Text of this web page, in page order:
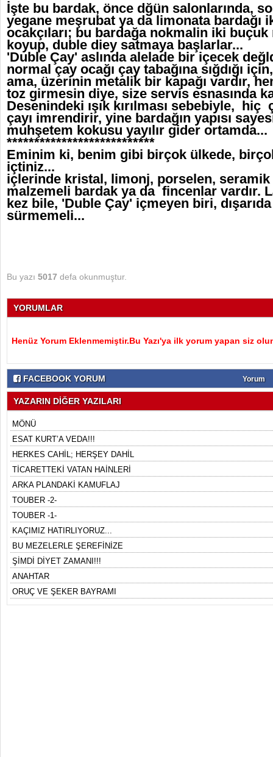
İşte bu bardak, önce dğün salonlarında,
yegane meşrubat ya da limonata bardağı
ocakçıları; bu bardağa nokmalin iki buçuk
koyup, duble diey satmaya başlarlar...
'Duble Çay' aslında alelade bir içecek
normal çay ocağı çay tabağına sığdığı
ama, üzerinin metalik bir kapağı vardır,
toz girmesin diye, size servis esnasında
Desenindeki ışık kırılması sebebiyle,
çayı imrendirir, yine bardağın yapısı
muhşetem kokusu yayılır gider ortamda...
***************************
Eminim ki, benim gibi birçok ülkede,
içtiniz...
içlerinde kristal, limonj, porselen, seramik
malzemeli bardak ya da fincenlar vardır.
kez bile, 'Duble Çay' içmeyen biri,
sürmemeli...
Bu yazı 5017 defa okunmuştur.
YORUMLAR
Henüz Yorum Eklenmemiştir.Bu Yazı'ya ilk yorum yapan siz
FACEBOOK YORUM Yorum
YAZARIN DİĞER YAZILARI
MÖNÜ
ESAT KURT’A VEDA!!!
HERKES CAHİL; HERŞEY DAHİL
TİCARETTEKİ VATAN HAİNLERİ
ARKA PLANDAKİ KAMUFLAJ
TOUBER -2-
TOUBER -1-
KAÇIMIZ HATIRLIYORUZ...
BU MEZELERLE ŞEREFİNİZE
ŞİMDİ DİYET ZAMANI!!!
ANAHTAR
ORUÇ VE ŞEKER BAYRAMI